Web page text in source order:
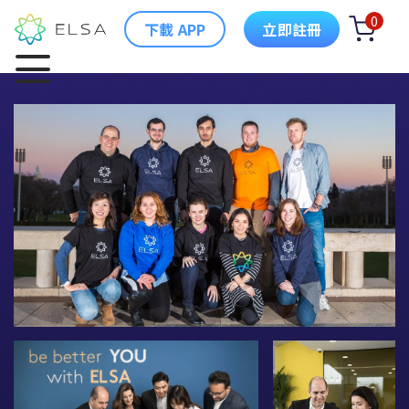
下載 APP 立即註冊 0
ELSA 簡介